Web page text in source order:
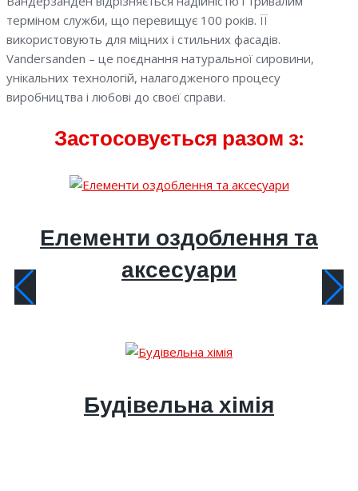
терміном служби, що перевищує 100 років. ЇЇ
використовують для міцних і стильних фасадів.
Vandersanden – це поєднання натуральної сировини,
унікальних технологій, налагодженого процесу
виробництва і любові до своєї справи.
Застосовується разом з:
Елементи оздоблення та
аксесуари
Будівельна хімія